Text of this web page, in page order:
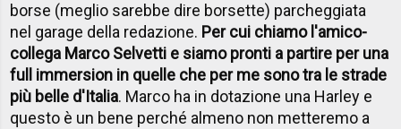
borse (meglio sarebbe dire borsette) parcheggiata
nel garage della redazione. Per cui chiamo l'amico-
collega Marco Selvetti e siamo pronti a partire per una
full immersion in quelle che per me sono tra le strade
più belle d'Italia. Marco ha in dotazione una Harley e
questo è un bene perché almeno non metteremo a